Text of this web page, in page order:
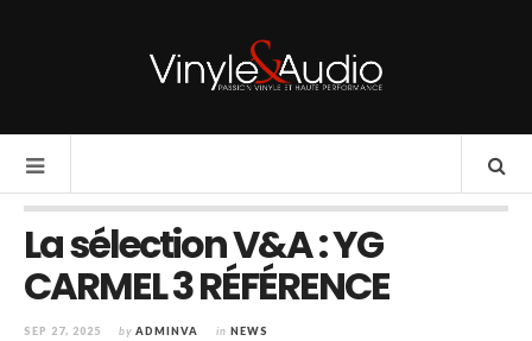
La sélection V&A : YG
CARMEL 3 RÉFÉRENCE
SEP 27, 2025 by ADMINVA in NEWS